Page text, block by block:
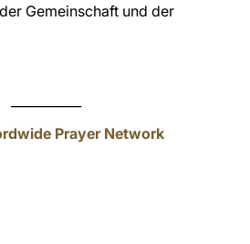
Gemeinschaft und der
Prayer Network